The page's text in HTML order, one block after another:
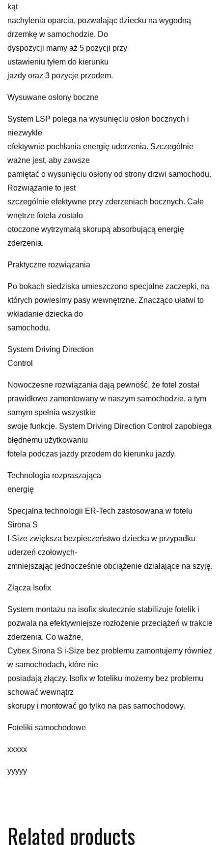
kąt
nachylenia oparcia, pozwalając dziecku na wygodną
drzemkę w samochodzie. Do
dyspozycji mamy aż 5 pozycji przy
ustawieniu tyłem do kierunku
jazdy oraz 3 pozycje przodem.
Wysuwane osłony boczne
System LSP polega na wysunięciu osłon bocznych i
niezwykle
efektywnie pochłania energię uderzenia. Szczególnie
ważne jest, aby zawsze
pamiętać o wysunięciu osłony od strony drzwi samochodu.
Rozwiązanie to jest
szczególnie efektywne przy zderzeniach bocznych. Całe
wnętrze fotela zostało
otoczone wytrzymałą skorupą absorbującą energię
zderzenia.
Praktyczne rozwiązania
Po bokach siedziska umieszczono specjalne zaczepki, na
których powiesimy pasy wewnętrzne. Znacząco ułatwi to
wkładanie dziecka do
samochodu.
System Driving Direction
Control
Nowoczesne rozwiązania dają pewność, że fotel został
prawidłowo zamontowany w naszym samochodzie, a tym
samym spełnia wszystkie
swoje funkcje. System Driving Direction Control zapobiega
błędnemu użytkowaniu
fotela podczas jazdy przodem do kierunku jazdy.
Technologia rozpraszająca
energię
Specjalna technologii ER-Tech zastosowana w fotelu
Sirona S
I-Size zwiększa bezpieczeństwo dziecka w przypadku
uderzeń czołowych-
zmniejszając jednocześnie obciążenie działające na szyję.
Złącza Isofix
System montażu na isofix skutecznie stabilizuje fotelik i
pozwala na efektywniejsze rozłożenie przeciążeń w trakcie
zderzenia. Co ważne,
Cybex Sirona S i-Size bez problemu zamontujemy również
w samochodach, które nie
posiadają złączy. Isofix w foteliku możemy bez problemu
schować wewnątrz
skorupy i montować go tylko na pas samochodowy.
Foteliki samochodowe
xxxxx
yyyyy
Related products